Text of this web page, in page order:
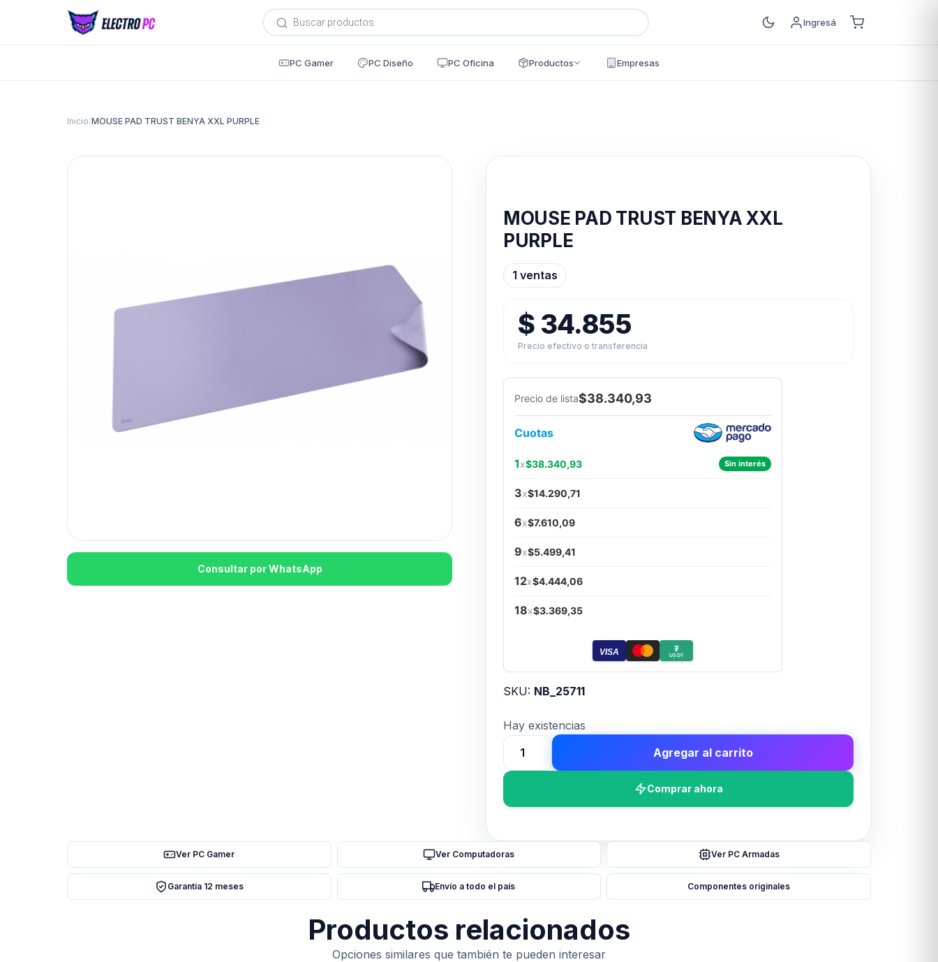
Búsqueda
de
productos
Ingresá
PC Gamer PC Diseño PC Oficina Productos Empresas
Inicio/MOUSE PAD TRUST BENYA XXL PURPLE
Consultar por WhatsApp
MOUSE PAD TRUST BENYA XXL
PURPLE
1 ventas
$ 34.855
Precio efectivo o transferencia
Precio de lista$38.340,93
Cuotas
1x$38.340,93 Sin interés
3x$14.290,71
6x$7.610,09
9x$5.499,41
12x$4.444,06
18x$3.369,35
VISA ₮
USDT
SKU: NB_25711
Hay existencias
MOUSE
PAD
cantidad
Agregar al carrito
Comprar ahora
Ver PC Gamer Ver Computadoras Ver PC Armadas
Garantía 12 meses Envío a todo el país Componentes originales
Productos relacionados
Opciones similares que también te pueden interesar